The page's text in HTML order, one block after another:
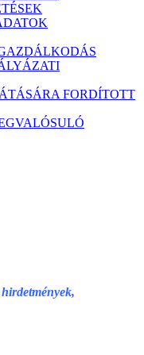
FORDÍTOTT